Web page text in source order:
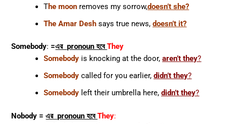
The moon removes my sorrow,doesn’t she?
The Amar Desh says true news,doesn’t it?
Somebody: =এর pronoun হবেThey
Somebody is knocking at the door,aren’t they?
Somebody called for you earlier,didn’t they?
Somebody left their umbrella here,didn’t they?
Nobody =এর pronoun হবেThey: